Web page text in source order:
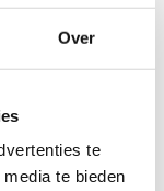
Over
te
te bieden